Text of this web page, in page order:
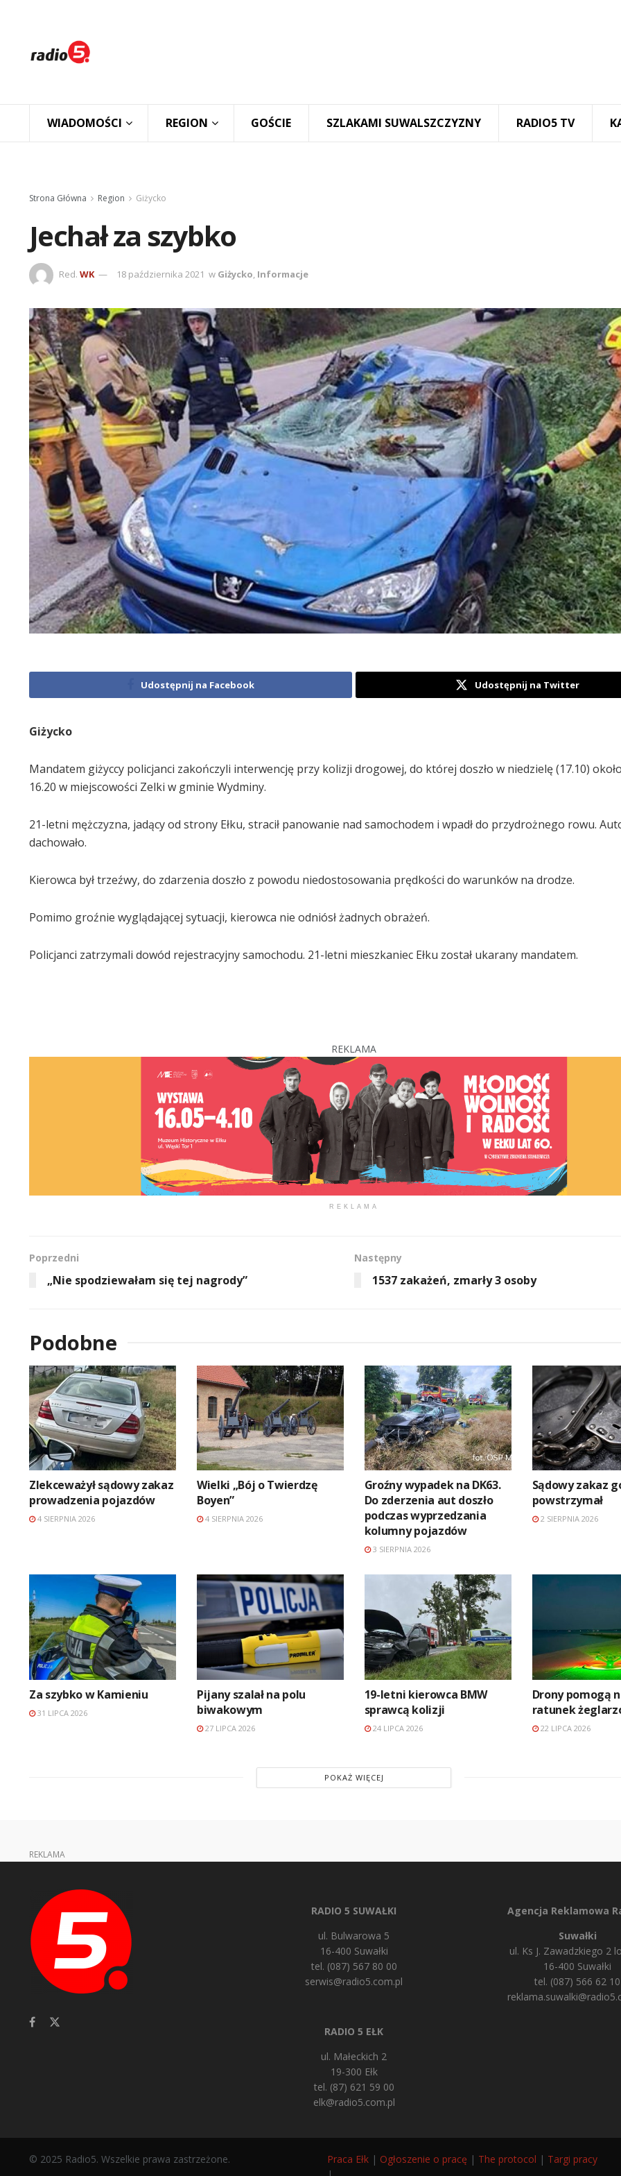
WIADOMOŚCI REGION GOŚCIE SZLAKAMI SUWALSZCZYZNY RADIO5 TV
Strona Główna Region Giżycko
Jechał za szybko
Red. WK 18 października 2021 w Giżycko, Informacje
Udostępnij na Facebook Udostępnij na Twitter
Giżycko
Mandatem giżyccy policjanci zakończyli interwencję przy kolizji drogowej, do której doszło w niedzielę (17.10)
16.20 w miejscowości Zelki w gminie Wydminy.
21-letni mężczyzna, jadący od strony Ełku, stracił panowanie nad samochodem i wpadł do przydrożnego rowu.
dachowało.
Kierowca był trzeźwy, do zdarzenia doszło z powodu niedostosowania prędkości do warunków na drodze.
Pomimo groźnie wyglądającej sytuacji, kierowca nie odniósł żadnych obrażeń.
Policjanci zatrzymali dowód rejestracyjny samochodu. 21-letni mieszkaniec Ełku został ukarany mandatem.
REKLAMA
REKLAMA
Poprzedni
„Nie spodziewałam się tej nagrody”
Następny
1537 zakażeń, zmarły 3 osoby
Podobne
Zlekceważył sądowy zakaz
prowadzenia pojazdów
4 SIERPNIA 2026
Wielki „Bój o Twierdzę
Boyen”
4 SIERPNIA 2026
Groźny wypadek na DK63.
Do zderzenia aut doszło
podczas wyprzedzania
kolumny pojazdów
3 SIERPNIA 2026
Sądowy zakaz
powstrzymał
2 SIERPNIA 2026
Za szybko w Kamieniu
31 LIPCA 2026
Pijany szalał na polu
biwakowym
27 LIPCA 2026
19-letni kierowca BMW
sprawcą kolizji
24 LIPCA 2026
Drony pomogą
ratunek
22 LIPCA 2026
POKAŻ WIĘCEJ
REKLAMA
RADIO 5 SUWAŁKI
ul. Bulwarowa 5
16-400 Suwałki
tel. (087) 567 80 00
serwis@radio5.com.pl
RADIO 5 EŁK
ul. Małeckich 2
19-300 Ełk
tel. (87) 621 59 00
elk@radio5.com.pl
Agencja Reklamowa
Suwałki
ul. Ks J. Zawadzkiego 2
16-400 Suwałki
tel. (087) 566 62 10
© 2025 Radio5. Wszelkie prawa zastrzeżone. Praca Ełk | Ogłoszenie o pracę | The protocol | Targi pracy